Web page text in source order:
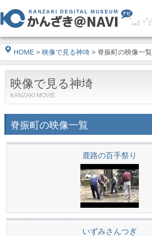
HOME > 映像で見る神埼 > 脊振町の映像一覧
映像で見る神埼
KANZAKI MOVIE
脊振町の映像一覧
鹿路の百手祭り
いずみさんつぎ